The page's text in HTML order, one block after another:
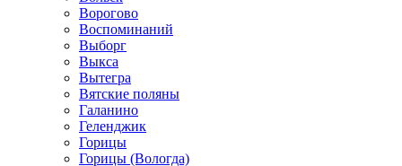
Ворогово
Воспоминаний
Выборг
Выкса
Вытегра
Вятские поляны
Галанино
Геленджик
Горицы
Горицы (Вологда)